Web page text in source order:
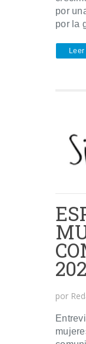
por
por la
Leer
por